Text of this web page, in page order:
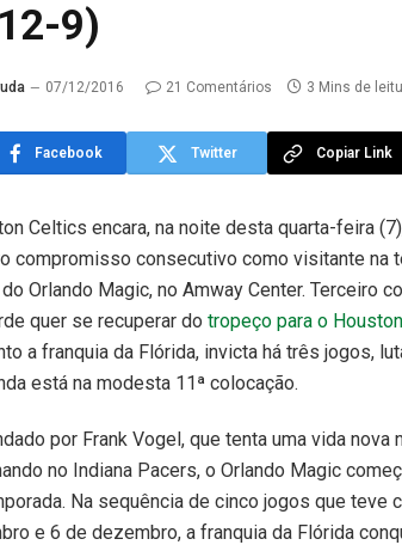
9)
07/12/2016 21 Comentários 3 Mins de
Facebook Twitter Copiar Link
Celtics encara, na noite desta quarta-feira
compromisso consecutivo como visitante na
Orlando Magic, no Amway Center. Terceiro
quer se recuperar do tropeço para o
a franquia da Flórida, invicta há três jogos,
está na modesta 11ª colocação.
por Frank Vogel, que tenta uma vida nova
no Indiana Pacers, o Orlando Magic
Na sequência de cinco jogos que teve
e 6 de dezembro, a franquia da Flórida